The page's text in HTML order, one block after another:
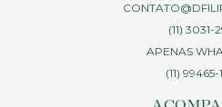
(11) 3031-
APENAS
(11) 99465-